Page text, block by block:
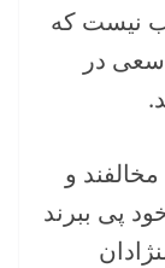
نیست که
سعی در
و
پی ببرند